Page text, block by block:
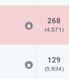
268
(4,571)
129
(5,834)